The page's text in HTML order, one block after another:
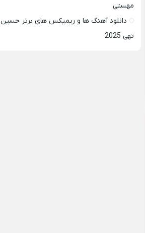
مهستی
دانلود آهنگ ها و ریمیکس های برتر حسین
تهی 2025